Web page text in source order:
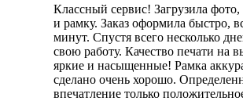
Классный сервис! Загрузила
и рамку. Заказ оформила быстро,
минут. Спустя всего несколько
свою работу. Качество печати на
яркие и насыщенные! Рамка
сделано очень хорошо.
впечатление только